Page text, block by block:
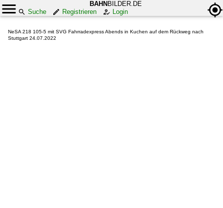
BAHN BILDER.DE
Suche
Registrieren Login
NeSA 218 105-5 mit SVG Fahrradexpress Abends in Kuchen auf dem Rückweg nach
Stuttgart 24.07.2022